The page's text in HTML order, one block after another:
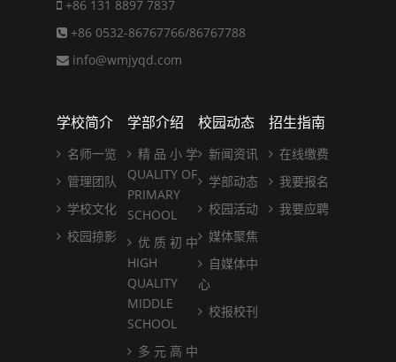
+86 131 8897 7837
+86 0532-86767766/86767788
info@wmjyqd.com
学校简介
名师一览
管理团队
学校文化
校园掠影
学部介绍
精 品 小 学
QUALITY OF
PRIMARY
SCHOOL
优 质 初 中
HIGH
QUALITY
MIDDLE
SCHOOL
多 元 高 中
校园动态
新闻资讯
学部动态
校园活动
媒体聚焦
自媒体中
心
校报校刊
招生指南
在线缴费
我要报名
我要应聘